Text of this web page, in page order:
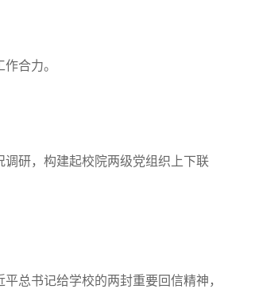
合力。
研，构建起校院两级党组织上下联
总书记给学校的两封重要回信精神，